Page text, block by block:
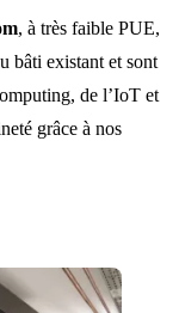
, à très faible PUE,
bâti existant et sont
de l’IoT et
grâce à nos